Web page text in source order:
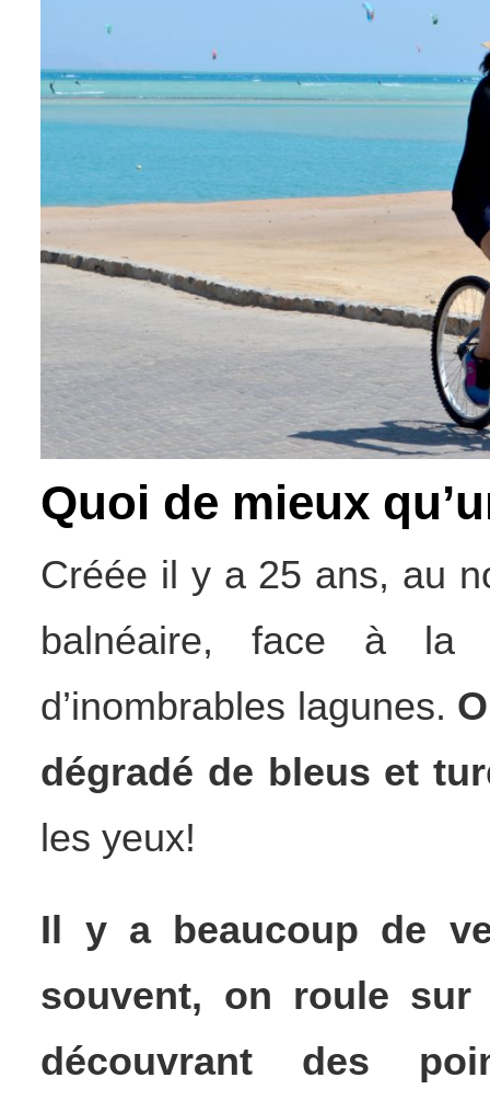
Quoi de mieux
Créée il y a 25 ans, au
balnéaire, face à la
d’inombrables lagunes.
dégradé de bleus et
les yeux!
Il y a beaucoup de
souvent, on roule
découvrant des